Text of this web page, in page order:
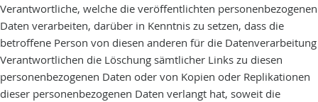
Verantwortliche, welche die veröffentlichten personenbezogenen
Daten verarbeiten, darüber in Kenntnis zu setzen, dass die
betroffene Person von diesen anderen für die Datenverarbeitung
Verantwortlichen die Löschung sämtlicher Links zu diesen
personenbezogenen Daten oder von Kopien oder Replikationen
dieser personenbezogenen Daten verlangt hat, soweit die